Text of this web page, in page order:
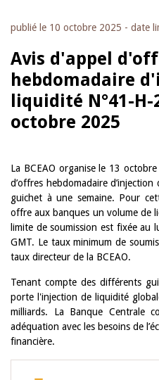
publié le 10 octobre 2025 - date
Avis d'appel
hebdomadaire
liquidité N°41-H-
octobre 2025
La BCEAO organise le 13
d’offres hebdomadaire
guichet à une semaine. Pour
offre aux banques un volume de
limite de soumission est fixée
GMT. Le taux minimum de
taux directeur de la BCEAO.
Tenant compte des différents
porte l'injection de liquidité
milliards. La Banque Centrale
adéquation avec les besoins de
financière.